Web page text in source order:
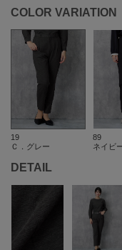
COLOR VARIATION
19
Ｃ．グレー
89
ネイビ
DETAIL